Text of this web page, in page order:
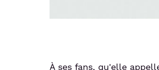
À ses fans, qu'elle